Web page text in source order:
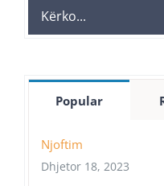
Search
for:
Popular
Njoftim
Dhjetor 18, 2023